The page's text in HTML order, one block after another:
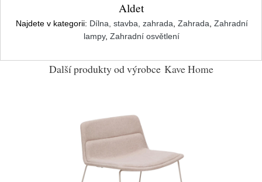
Aldet
Najdete v kategorii: Dílna, stavba, zahrada Zahrada Zahradní
lampy, Zahradní osvětlení
Další produkty od výrobce Kave Home